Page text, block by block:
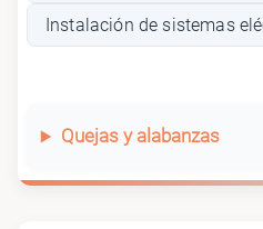
Instalación de sistemas
Quejas y alabanzas